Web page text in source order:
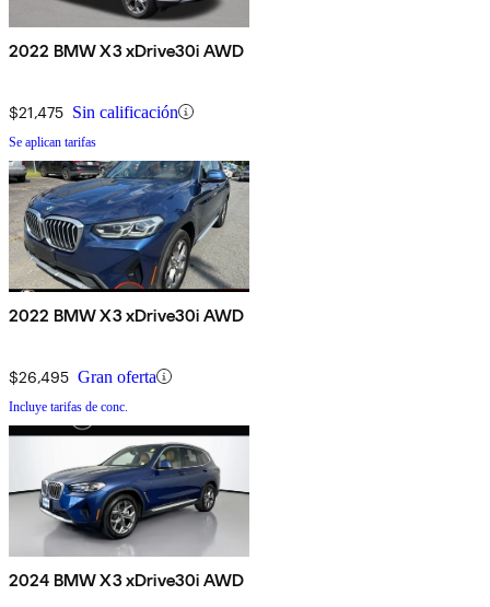
2022 BMW X3 xDrive30i AWD
$21,475 Sin calificación
Se aplican tarifas
2022 BMW X3 xDrive30i AWD
$26,495 Gran oferta
Incluye tarifas de conc.
2024 BMW X3 xDrive30i AWD